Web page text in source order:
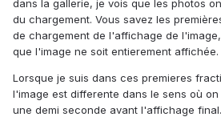
dans la gallerie, je vois que les photos
du chargement. Vous savez les
de chargement de l'affichage de
que l'image ne soit entierement affichée.
Lorsque je suis dans ces premieres
l'image est differente dans le sens où
une demi seconde avant l'affichage final.